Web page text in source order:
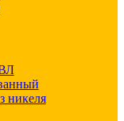
никеля